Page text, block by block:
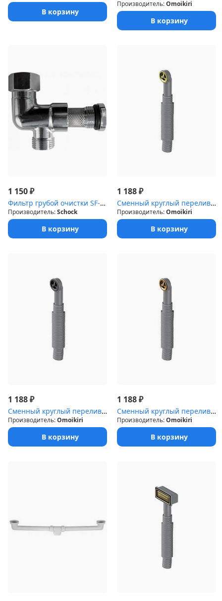
В корзину
Производитель:Omoikiri
В корзину
1 150₽
Фильтр грубой очистки SF-100
Производитель:Schock
В корзину
1 188₽
Сменный круглый перелив для арматуры серии Omoikiri WK-LG светлое...
Производитель:Omoikiri
В корзину
1 188₽
Сменный круглый перелив для арматуры серии Omoikiri WK-GM воронен...
Производитель:Omoikiri
В корзину
1 188₽
Сменный круглый перелив для арматуры серии Omoikiri WK-AB антична...
Производитель:Omoikiri
В корзину